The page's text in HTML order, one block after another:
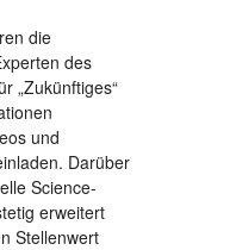
die
des
„Zukünftiges“
und
Darüber
Science-
erweitert
Stellenwert